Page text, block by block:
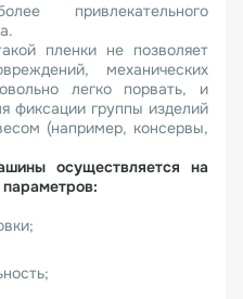
привлекательного
пленки не позволяет
механических
легко порвать, и
фиксации группы изделий
(например, консервы,
осуществляется на